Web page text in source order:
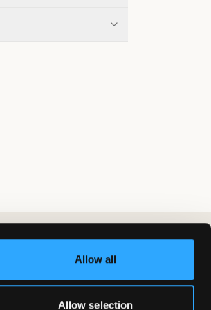
Allow all
Allow selection